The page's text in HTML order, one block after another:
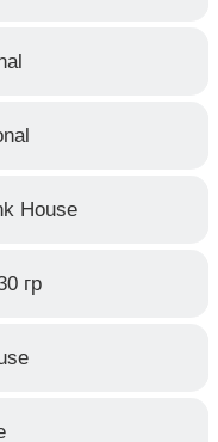
House
гр